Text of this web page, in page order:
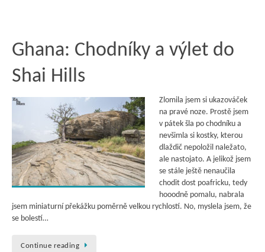
Ghana: Chodníky a výlet do
Shai Hills
Zlomila jsem si ukazováček
na pravé noze. Prostě jsem
v pátek šla po chodníku a
nevšimla si kostky, kterou
dlaždič nepoložil naležato,
ale nastojato. A jelikož jsem
se stále ještě nenaučila
chodit dost poafricku, tedy
hooodně pomalu, nabrala
jsem miniaturní překážku poměrně velkou rychlostí. No, myslela jsem, že
se bolestí…
Continue reading